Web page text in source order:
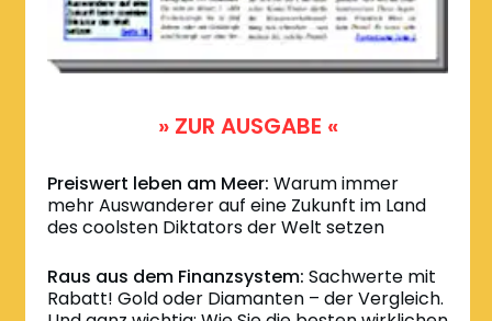
» ZUR AUSGABE «
Preiswert leben am Meer: Warum immer
mehr Auswanderer auf eine Zukunft im Land
des coolsten Diktators der Welt setzen
Raus aus dem Finanzsystem: Sachwerte mit
Rabatt! Gold oder Diamanten – der Vergleich.